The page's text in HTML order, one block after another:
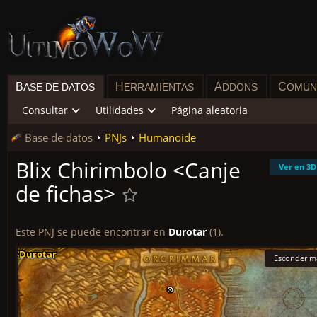
BASE DE DATOS H ERRAMIENTAS ADDONS C
Consultar Utilidades Página aleatoria
Base de datos PNJs Humanoide
Ver en 3D
Blix Chirimbolo <Canje
de fichas>
Este PNJ se puede encontrar en Durotar (1).
Esconder
Durotar
Durotar
Durotar
Durotar
Durotar
Durotar
Durotar
Durotar
Durotar